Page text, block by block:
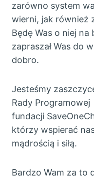
zarówno system
wierni, jak również
Będę Was o niej na
zapraszał Was do
dobro.
Jesteśmy
Rady Programowej
fundacji
którzy wspierać
mądrością i siłą.
Bardzo Wam za to